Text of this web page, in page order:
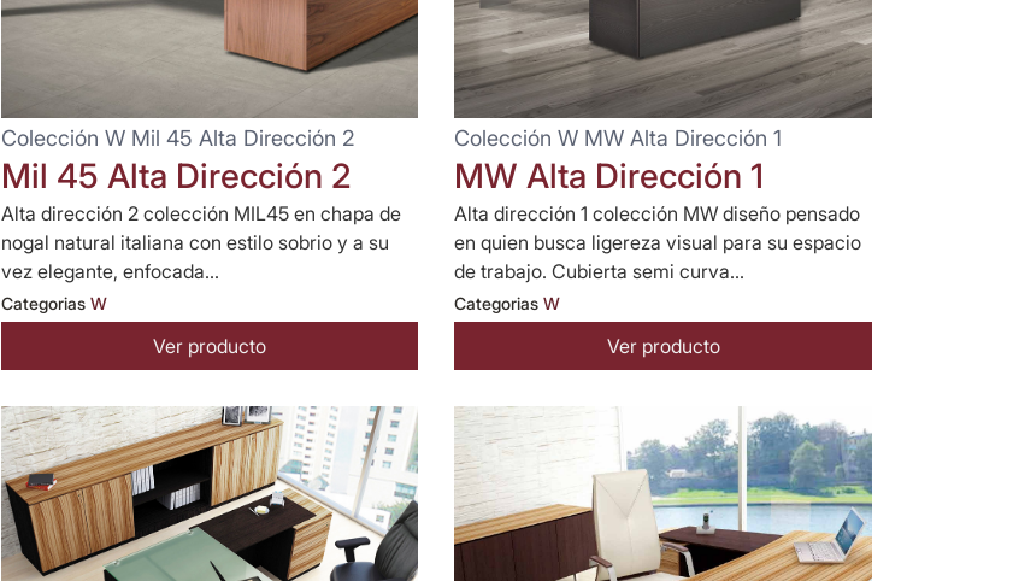
Colección W Mil 45 Alta Dirección 2
Mil 45 Alta Dirección 2
Alta dirección 2 colección MIL45 en chapa de
nogal natural italiana con estilo sobrio y a su
vez elegante, enfocada...
Categorias W
Ver producto
Colección W MW Alta Dirección 1
MW Alta Dirección 1
Alta dirección 1 colección MW diseño pensado
en quien busca ligereza visual para su espacio
de trabajo. Cubierta semi curva...
Categorias W
Ver producto